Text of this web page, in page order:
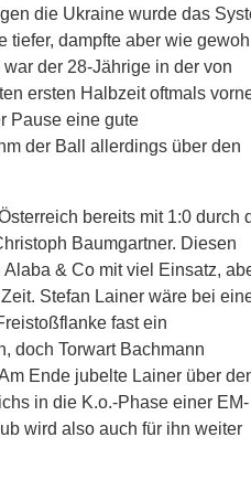
die Ukraine wurde das
tiefer, dampfte aber wie
der 28-Jährige in der von
ersten Halbzeit oftmals
Pause eine gute
der Ball allerdings über den
bereits mit 1:0 durch
Baumgartner. Diesen
& Co mit viel Einsatz,
Stefan Lainer wäre bei
fast ein
doch Torwart Bachmann
Ende jubelte Lainer über
in die K.o.-Phase einer EM-
wird also auch für ihn weiter